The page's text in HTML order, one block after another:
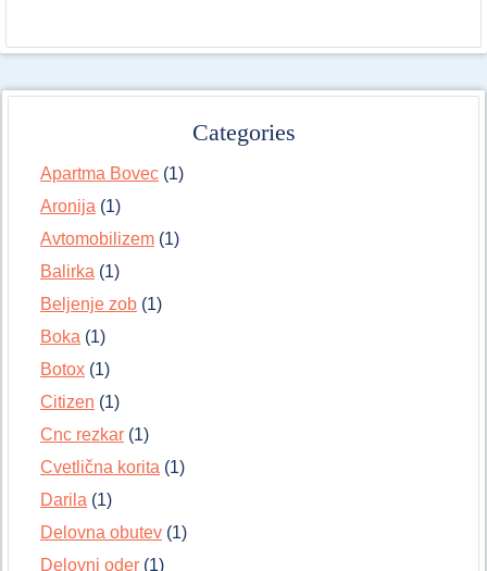
Categories
Apartma Bovec (1)
Aronija (1)
Avtomobilizem (1)
Balirka (1)
Beljenje zob (1)
Boka (1)
Botox (1)
Citizen (1)
Cnc rezkar (1)
Cvetlična korita (1)
Darila (1)
Delovna obutev (1)
Delovni oder (1)